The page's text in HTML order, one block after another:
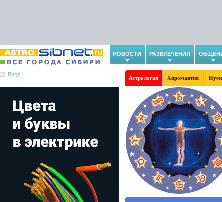
НОВОСТИ РАЗВЛЕЧЕНИЯ
Вход
Астрология Хиромантия